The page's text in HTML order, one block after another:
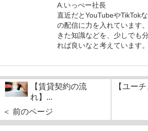
A.いっぺー社長
直近だとYouTubeやTikTok
の配信に力を入れています
きた知識などを、少しでも
れば良いなと考えています。
【賃貸契約の流
れ】...
＜ 前のページ
【ユー